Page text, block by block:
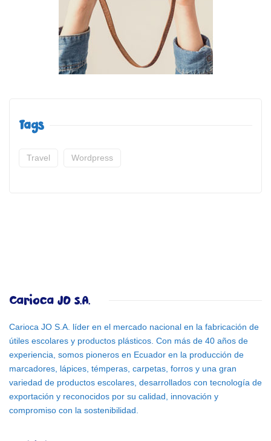
Tags
Travel Wordpress
Carioca JO S.A.
Carioca JO S.A. líder en el mercado nacional en la fabricación de
útiles escolares y productos plásticos. Con más de 40 años de
experiencia, somos pioneros en Ecuador en la producción de
marcadores, lápices, témperas, carpetas, forros y una gran
variedad de productos escolares, desarrollados con tecnología de
exportación y reconocidos por su calidad, innovación y
compromiso con la sostenibilidad.